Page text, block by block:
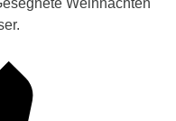
Weihnachten